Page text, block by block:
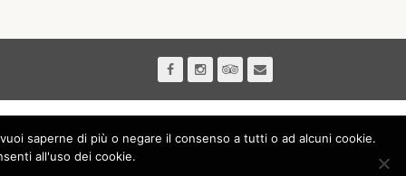
saperne di più o negare il consenso a tutti o ad alcuni cookie.
all'uso dei cookie.